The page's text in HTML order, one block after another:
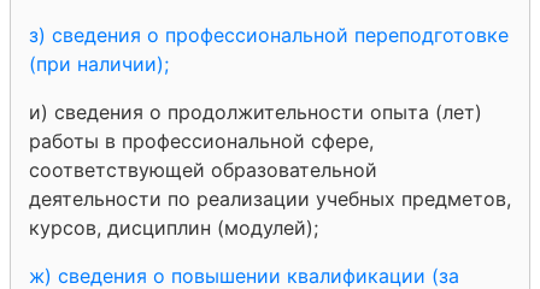
з) сведения о профессиональной переподготовке
(при наличии);
и) сведения о продолжительности опыта (лет)
работы в профессиональной сфере,
соответствующей образовательной
деятельности по реализации учебных предметов,
курсов, дисциплин (модулей);
ж) сведения о повышении квалификации (за